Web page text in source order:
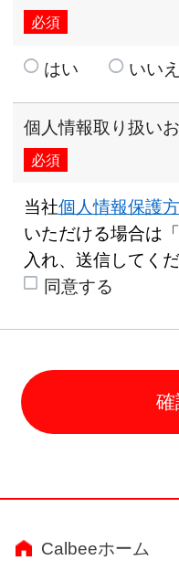
必須
はい いいえ
個人情報取り扱い
必須
当社個人情報保護
いただける場合は
入れ、送信してくだ
同意する
Calbeeホーム